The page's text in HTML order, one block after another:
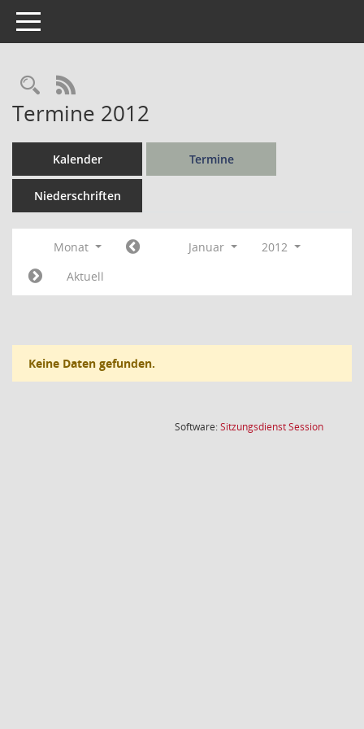
Toggle navigation
Rechercheauswahl
RSS-Feed
Termine 2012
Kalender Termine
Niederschriften
Monat Januar
2012
Aktuell
Keine Daten gefunden.
Software:SitzungsdienstSession(Wird in